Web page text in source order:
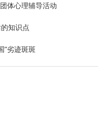
体心理辅导活动
知识点
”劣迹斑斑